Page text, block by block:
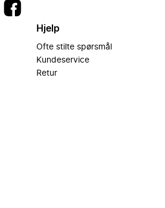
Hjelp
Ofte stilte spørsmål
Kundeservice
Retur